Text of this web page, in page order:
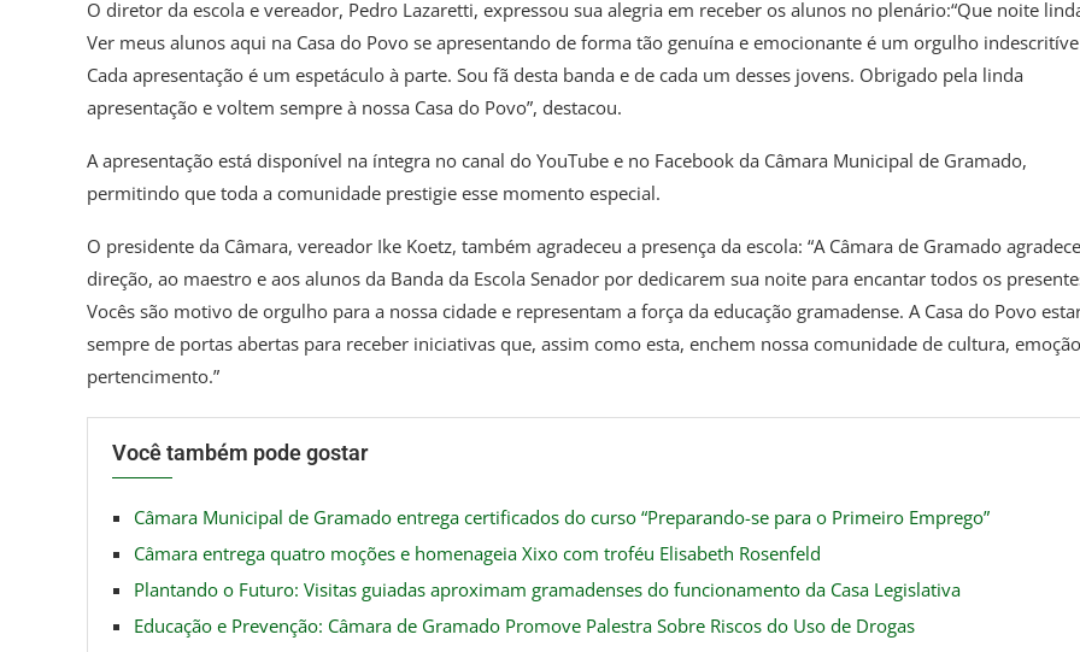
O diretor da escola e vereador, Pedro Lazaretti, expressou sua alegria em receber os alunos no plenário:“Que noite
Ver meus alunos aqui na Casa do Povo se apresentando de forma tão genuína e emocionante é um orgulho
Cada apresentação é um espetáculo à parte. Sou fã desta banda e de cada um desses jovens. Obrigado pela linda
apresentação e voltem sempre à nossa Casa do Povo”, destacou.
A apresentação está disponível na íntegra no canal do YouTube e no Facebook da Câmara Municipal de Gramado,
permitindo que toda a comunidade prestigie esse momento especial.
O presidente da Câmara, vereador Ike Koetz, também agradeceu a presença da escola: “A Câmara de Gramado
direção, ao maestro e aos alunos da Banda da Escola Senador por dedicarem sua noite para encantar todos os
Vocês são motivo de orgulho para a nossa cidade e representam a força da educação gramadense. A Casa do Povo
sempre de portas abertas para receber iniciativas que, assim como esta, enchem nossa comunidade de cultura,
pertencimento.”
Você também pode gostar
Câmara Municipal de Gramado entrega certificados do curso “Preparando-se para o Primeiro Emprego”
Câmara entrega quatro moções e homenageia Xixo com troféu Elisabeth Rosenfeld
Plantando o Futuro: Visitas guiadas aproximam gramadenses do funcionamento da Casa Legislativa
Educação e Prevenção: Câmara de Gramado Promove Palestra Sobre Riscos do Uso de Drogas